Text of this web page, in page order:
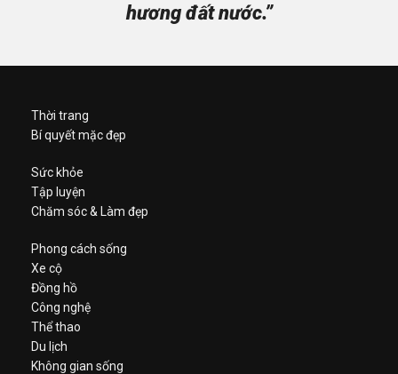
hương đất nước.”
Thời trang
Bí quyết mặc đẹp
Sức khỏe
Tập luyện
Chăm sóc & Làm đẹp
Phong cách sống
Xe cộ
Đồng hồ
Công nghệ
Thể thao
Du lịch
Không gian sống